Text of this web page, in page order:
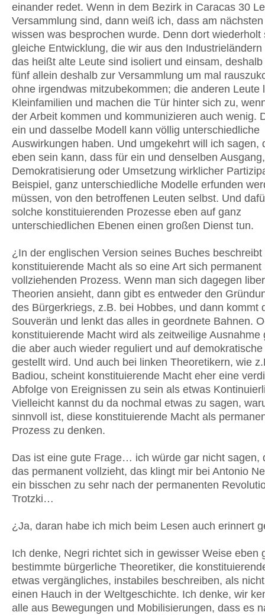
einander redet. Wenn in dem Bezirk in Caracas 30
Versammlung sind, dann weiß ich, dass am nächsten
wissen was besprochen wurde. Denn dort wiederholt
gleiche Entwicklung, die wir aus den Industrieländern
das heißt alte Leute sind isoliert und einsam,
fünf allein deshalb zur Versammlung um mal
ohne irgendwas mitzubekommen; die anderen Leute
Kleinfamilien und machen die Tür hinter sich zu,
der Arbeit kommen und kommunizieren auch wenig.
ein und dasselbe Modell kann völlig unterschiedliche
Auswirkungen haben. Und umgekehrt will ich sagen,
eben sein kann, dass für ein und denselben Ausgang,
Demokratisierung oder Umsetzung wirklicher
Beispiel, ganz unterschiedliche Modelle erfunden
müssen, von den betroffenen Leuten selbst. Und
solche konstituierenden Prozesse eben auf ganz
unterschiedlichen Ebenen einen großen Dienst tun.
¿In der englischen Version seines Buches beschreibt
konstituierende Macht als so eine Art sich permanent
vollziehenden Prozess. Wenn man sich dagegen
Theorien ansieht, dann gibt es entweder den
des Bürgerkriegs, z.B. bei Hobbes,­ und dann kommt
Souverän und lenkt das alles in geordnete Bahnen.
konstituierende Macht wird als zeitweilige Ausnahme
die aber auch wieder reguliert und auf
gestellt wird. Und auch bei linken Theoretikern, wie
Badiou, scheint konstituierende Macht eher eine
Abfolge von Ereignissen zu sein als etwas
Vielleicht kannst du da nochmal etwas zu sagen,
sinnvoll ist, diese konstituierende Macht als
Prozess zu denken.
Das ist eine gute Frage… ich würde gar nicht sagen,
das permanent vollzieht, das klingt mir bei Antonio
ein bisschen zu sehr nach der permanenten
Trotzki…
¿Ja, daran habe ich mich beim Lesen auch erinnert
Ich denke, Negri richtet sich in gewisser Weise eben
bestimmte bürgerliche Theoretiker, die
etwas vergängliches, instabiles beschreiben, als
einen Hauch in der Weltgeschichte. Ich denke, wir
alle aus Bewegungen und Mobilisierungen, dass es